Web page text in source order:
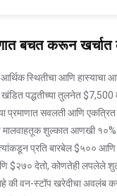
बचत करून
स्थितीचा आणि हास्याचा
खंडित पद्धतीच्या तुलनेत
प्रमाणात सवलती आणि
मालवाहतूक शुल्कात आणखी १०%
प्रति बारबेल $५०० आणि
देतो, कोणतेही लपलेले शुल्क
वन-स्टॉप खरेदीचा अवलंब